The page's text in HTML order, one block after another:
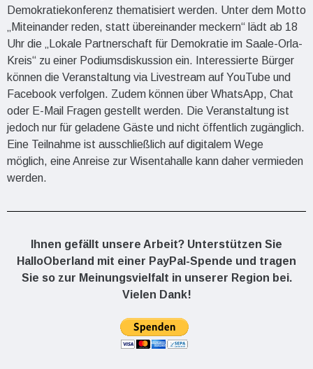
Demokratiekonferenz thematisiert werden. Unter dem Motto
„Miteinander reden, statt übereinander meckern“ lädt ab 18
Uhr die „Lokale Partnerschaft für Demokratie im Saale-Orla-
Kreis“ zu einer Podiumsdiskussion ein. Interessierte Bürger
können die Veranstaltung via Livestream auf YouTube und
Facebook verfolgen. Zudem können über WhatsApp, Chat
oder E-Mail Fragen gestellt werden. Die Veranstaltung ist
jedoch nur für geladene Gäste und nicht öffentlich zugänglich.
Eine Teilnahme ist ausschließlich auf digitalem Wege
möglich, eine Anreise zur Wisentahalle kann daher vermieden
werden.
Ihnen gefällt unsere Arbeit? Unterstützen Sie
HalloOberland mit einer PayPal-Spende und tragen
Sie so zur Meinungsvielfalt in unserer Region bei.
Vielen Dank!